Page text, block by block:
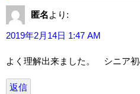
匿名より:
2019年2月14日 1:47 AM
よく理解出来ました。 シニア
返信